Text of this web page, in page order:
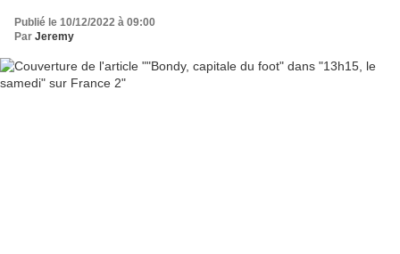
Publié le 10/12/2022 à 09:00
Par Jeremy